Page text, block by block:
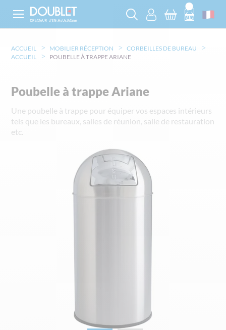
ACCUEIL MOBILIER RÉCEPTION
CORBEILLES DE BUREAU
ACCUEIL
POUBELLE À TRAPPE ARIANE
Poubelle à trappe Ariane
Une poubelle à trappe pour équiper vos espaces intérieurs
tels que les bureaux, salles de réunion, salle de restauration
etc.